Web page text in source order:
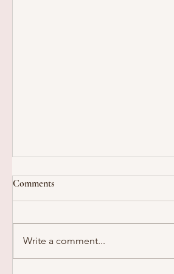
Comments
Write a comment...